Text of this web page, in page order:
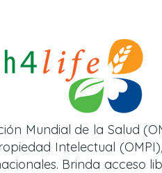
Mundial de la Salud
Intelectual
Brinda acceso